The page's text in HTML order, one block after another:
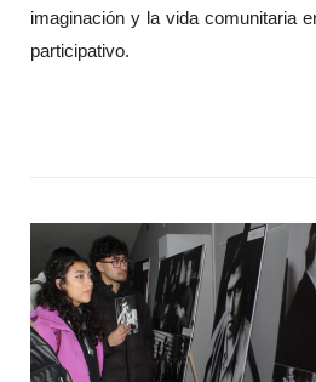
imaginación y la vida comunitaria
participativo.